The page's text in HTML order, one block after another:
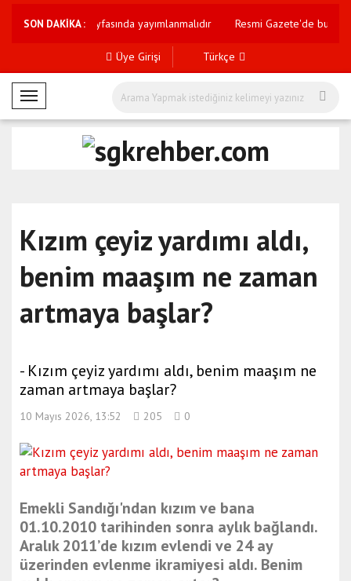
SON DAKİKA :
internet sayfasında yayımlanmalıdır Resmi Gazete'de bugün
Üye Girişi Türkçe
M
o
n
ü
Kızım çeyiz yardımı aldı,
benim maaşım ne zaman
artmaya başlar?
- Kızım çeyiz yardımı aldı, benim maaşım ne
zaman artmaya başlar?
10 Mayıs 2026, 13:52 205 0
Emekli Sandığı'ndan kızım ve bana
01.10.2010 tarihinden sonra aylık bağlandı.
Aralık 2011’de kızım evlendi ve 24 ay
üzerinden evlenme ikramiyesi aldı. Benim